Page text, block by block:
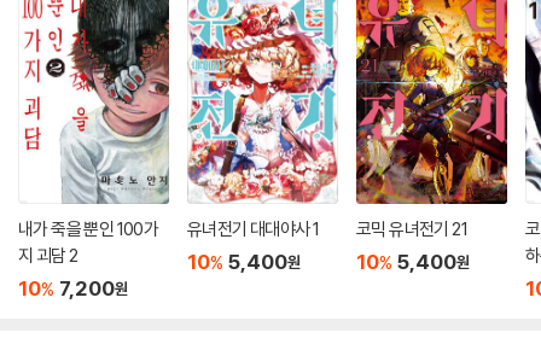
내가 죽을 뿐인 100가
지 괴담 2
10% 7,200원
유녀전기 대대야사 1
10% 5,400원
코믹 유녀전기 21
10% 5,400원